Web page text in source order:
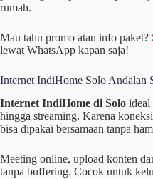
rumah.
Mau tahu promo atau info paket?
lewat WhatsApp kapan saja!
Internet IndiHome Solo Andalan
Internet IndiHome di Solo ideal
hingga streaming. Karena
bisa dipakai bersamaan tanpa
Meeting online, upload konten
tanpa buffering. Cocok untuk